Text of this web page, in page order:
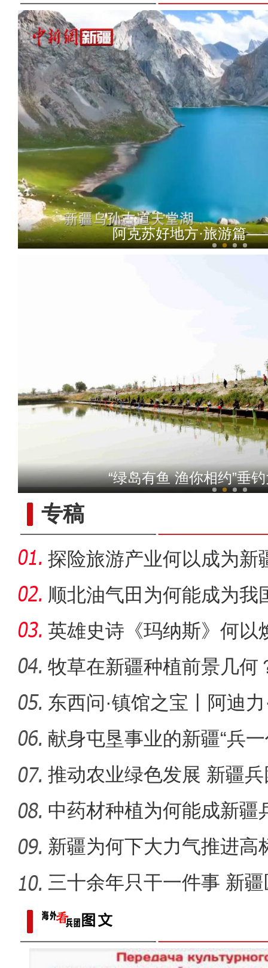
阿克苏好地方·旅游篇
【非遗之美】新疆艺术家拓
【非遗之美】刀尖上的工
【非遗之美】这些艺
“绿岛有鱼 渔你相约”垂
专稿
探险旅游产业何以成为新
顺北油气田为何能成为我
名的项
英雄史诗《玛纳斯》何以
牧草在新疆种植前景几何
东西问·镇馆之宝丨阿迪
印，
献身屯垦事业的新疆“兵
推动农业绿色发展 新疆
别“白色污
中药材种植为何能成新疆
道？
新疆为何下大力气推进高
三十余年只干一件事 新疆